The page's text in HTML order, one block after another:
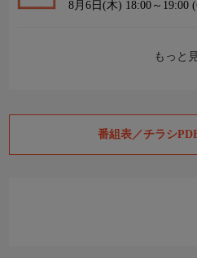
8月6日(木) 18:00～19:00
もっと
番組表／チラシ